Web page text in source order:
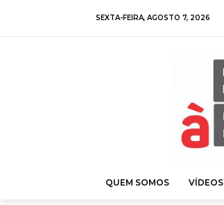
SEXTA-FEIRA, AGOSTO 7, 2026
QUEM SOMOS VÍDEOS